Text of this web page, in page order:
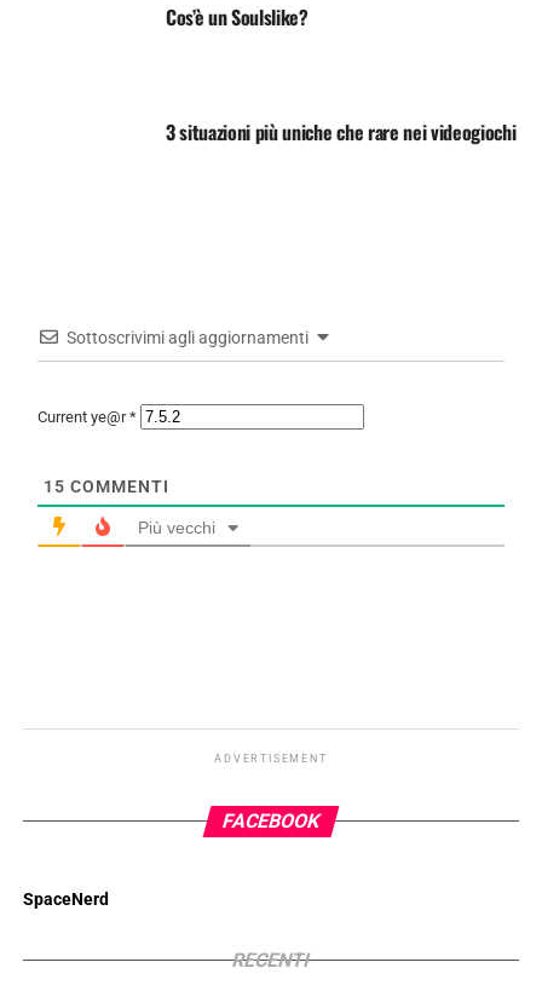
Cos’è un Soulslike?
3 situazioni più uniche che rare nei videogiochi
Sottoscrivimi agli aggiornamenti
Current ye@r*
15 COMMENTI
Più vecchi
ADVERTISEMENT
FACEBOOK
SpaceNerd
RECENTI